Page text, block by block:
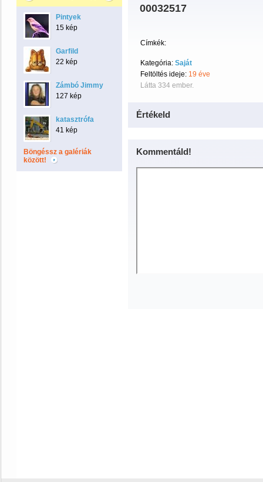
Pintyek
15 kép
Garfild
22 kép
Zámbó Jimmy
127 kép
katasztrófa
41 kép
Böngéssz a galériák
között!
00032517
Címkék:
Kategória: Saját
Feltöltés ideje: 19 éve
Látta 334 ember.
Értékeld
Kommentáld!